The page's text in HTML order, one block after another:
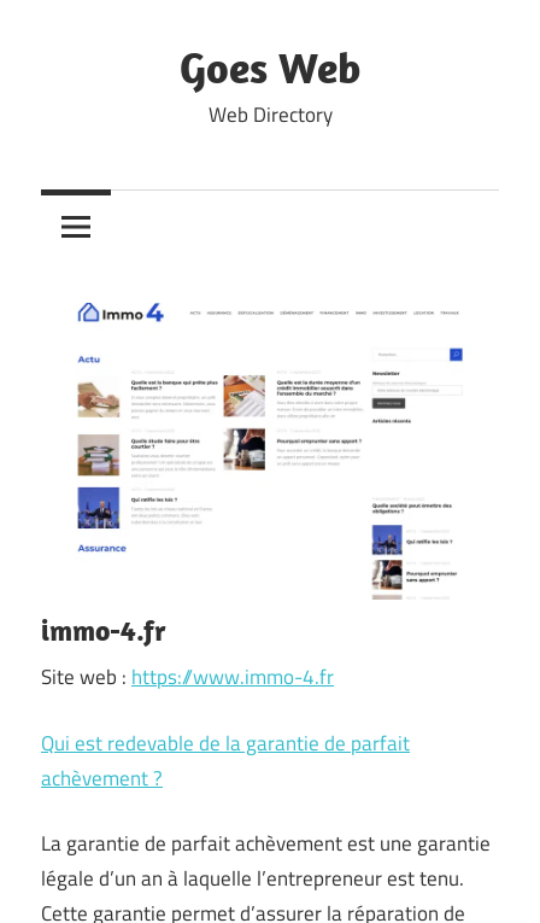
Goes Web
Web Directory
immo-4.fr
Site web : https://www.immo-4.fr
Qui est redevable de la garantie de parfait
achèvement ?
La garantie de parfait achèvement est une garantie
légale d’un an à laquelle l’entrepreneur est tenu.
Cette garantie permet d’assurer la réparation de